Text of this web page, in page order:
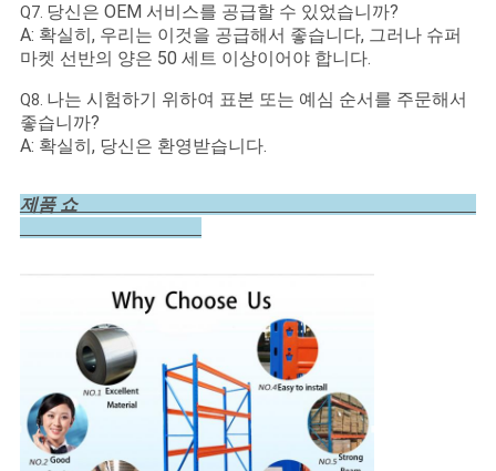
Q7. 당신은 OEM 서비스를 공급할 수 있었습니까?
A: 확실히, 우리는 이것을 공급해서 좋습니다, 그러나 슈퍼
마켓 선반의 양은 50 세트 이상이어야 합니다.
Q8. 나는 시험하기 위하여 표본 또는 예심 순서를 주문해서
좋습니까?
A: 확실히, 당신은 환영받습니다.
제품 쇼